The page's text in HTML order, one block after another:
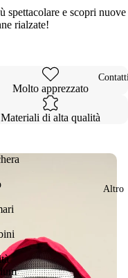
Altro
spettacolare e scopri nuove
rialzate!
Molto apprezzato
Materiali di alta qualità